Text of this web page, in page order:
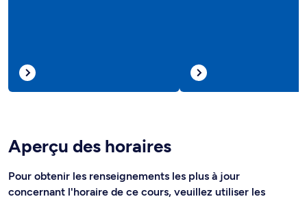
Aperçu des horaires
Pour obtenir les renseignements les plus à jour
concernant l'horaire de ce cours, veuillez utiliser les